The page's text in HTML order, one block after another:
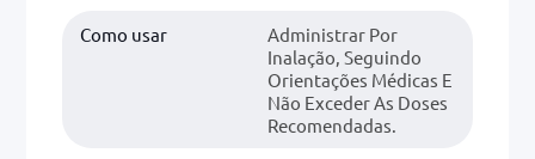
Como usar
Administrar Por
Inalação, Seguindo
Orientações Médicas E
Não Exceder As Doses
Recomendadas.